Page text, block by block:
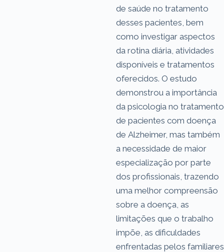
de saúde no tratamento
desses pacientes, bem
como investigar aspectos
da rotina diária, atividades
disponíveis e tratamentos
oferecidos. O estudo
demonstrou a importância
da psicologia no tratamento
de pacientes com doença
de Alzheimer, mas também
a necessidade de maior
especialização por parte
dos profissionais, trazendo
uma melhor compreensão
sobre a doença, as
limitações que o trabalho
impõe, as dificuldades
enfrentadas pelos familiares